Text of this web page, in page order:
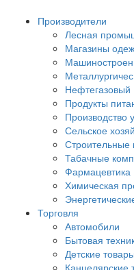
Производители
Лесная
Магазины
Нефтегазовый
Продукты
Производство
Сельское
Строительные
Табачные
Фармацевтика
Химическая
Торговля
Автомобили
Бытовая
Детские товары
Канцелярские